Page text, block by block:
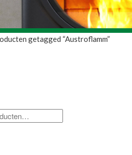
getagged “Austroflamm”